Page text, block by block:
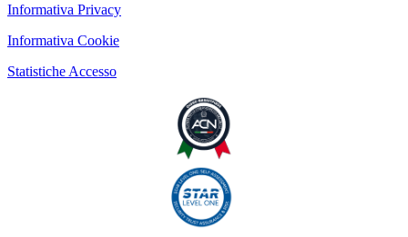
Informativa Privacy
Informativa Cookie
Statistiche Accesso